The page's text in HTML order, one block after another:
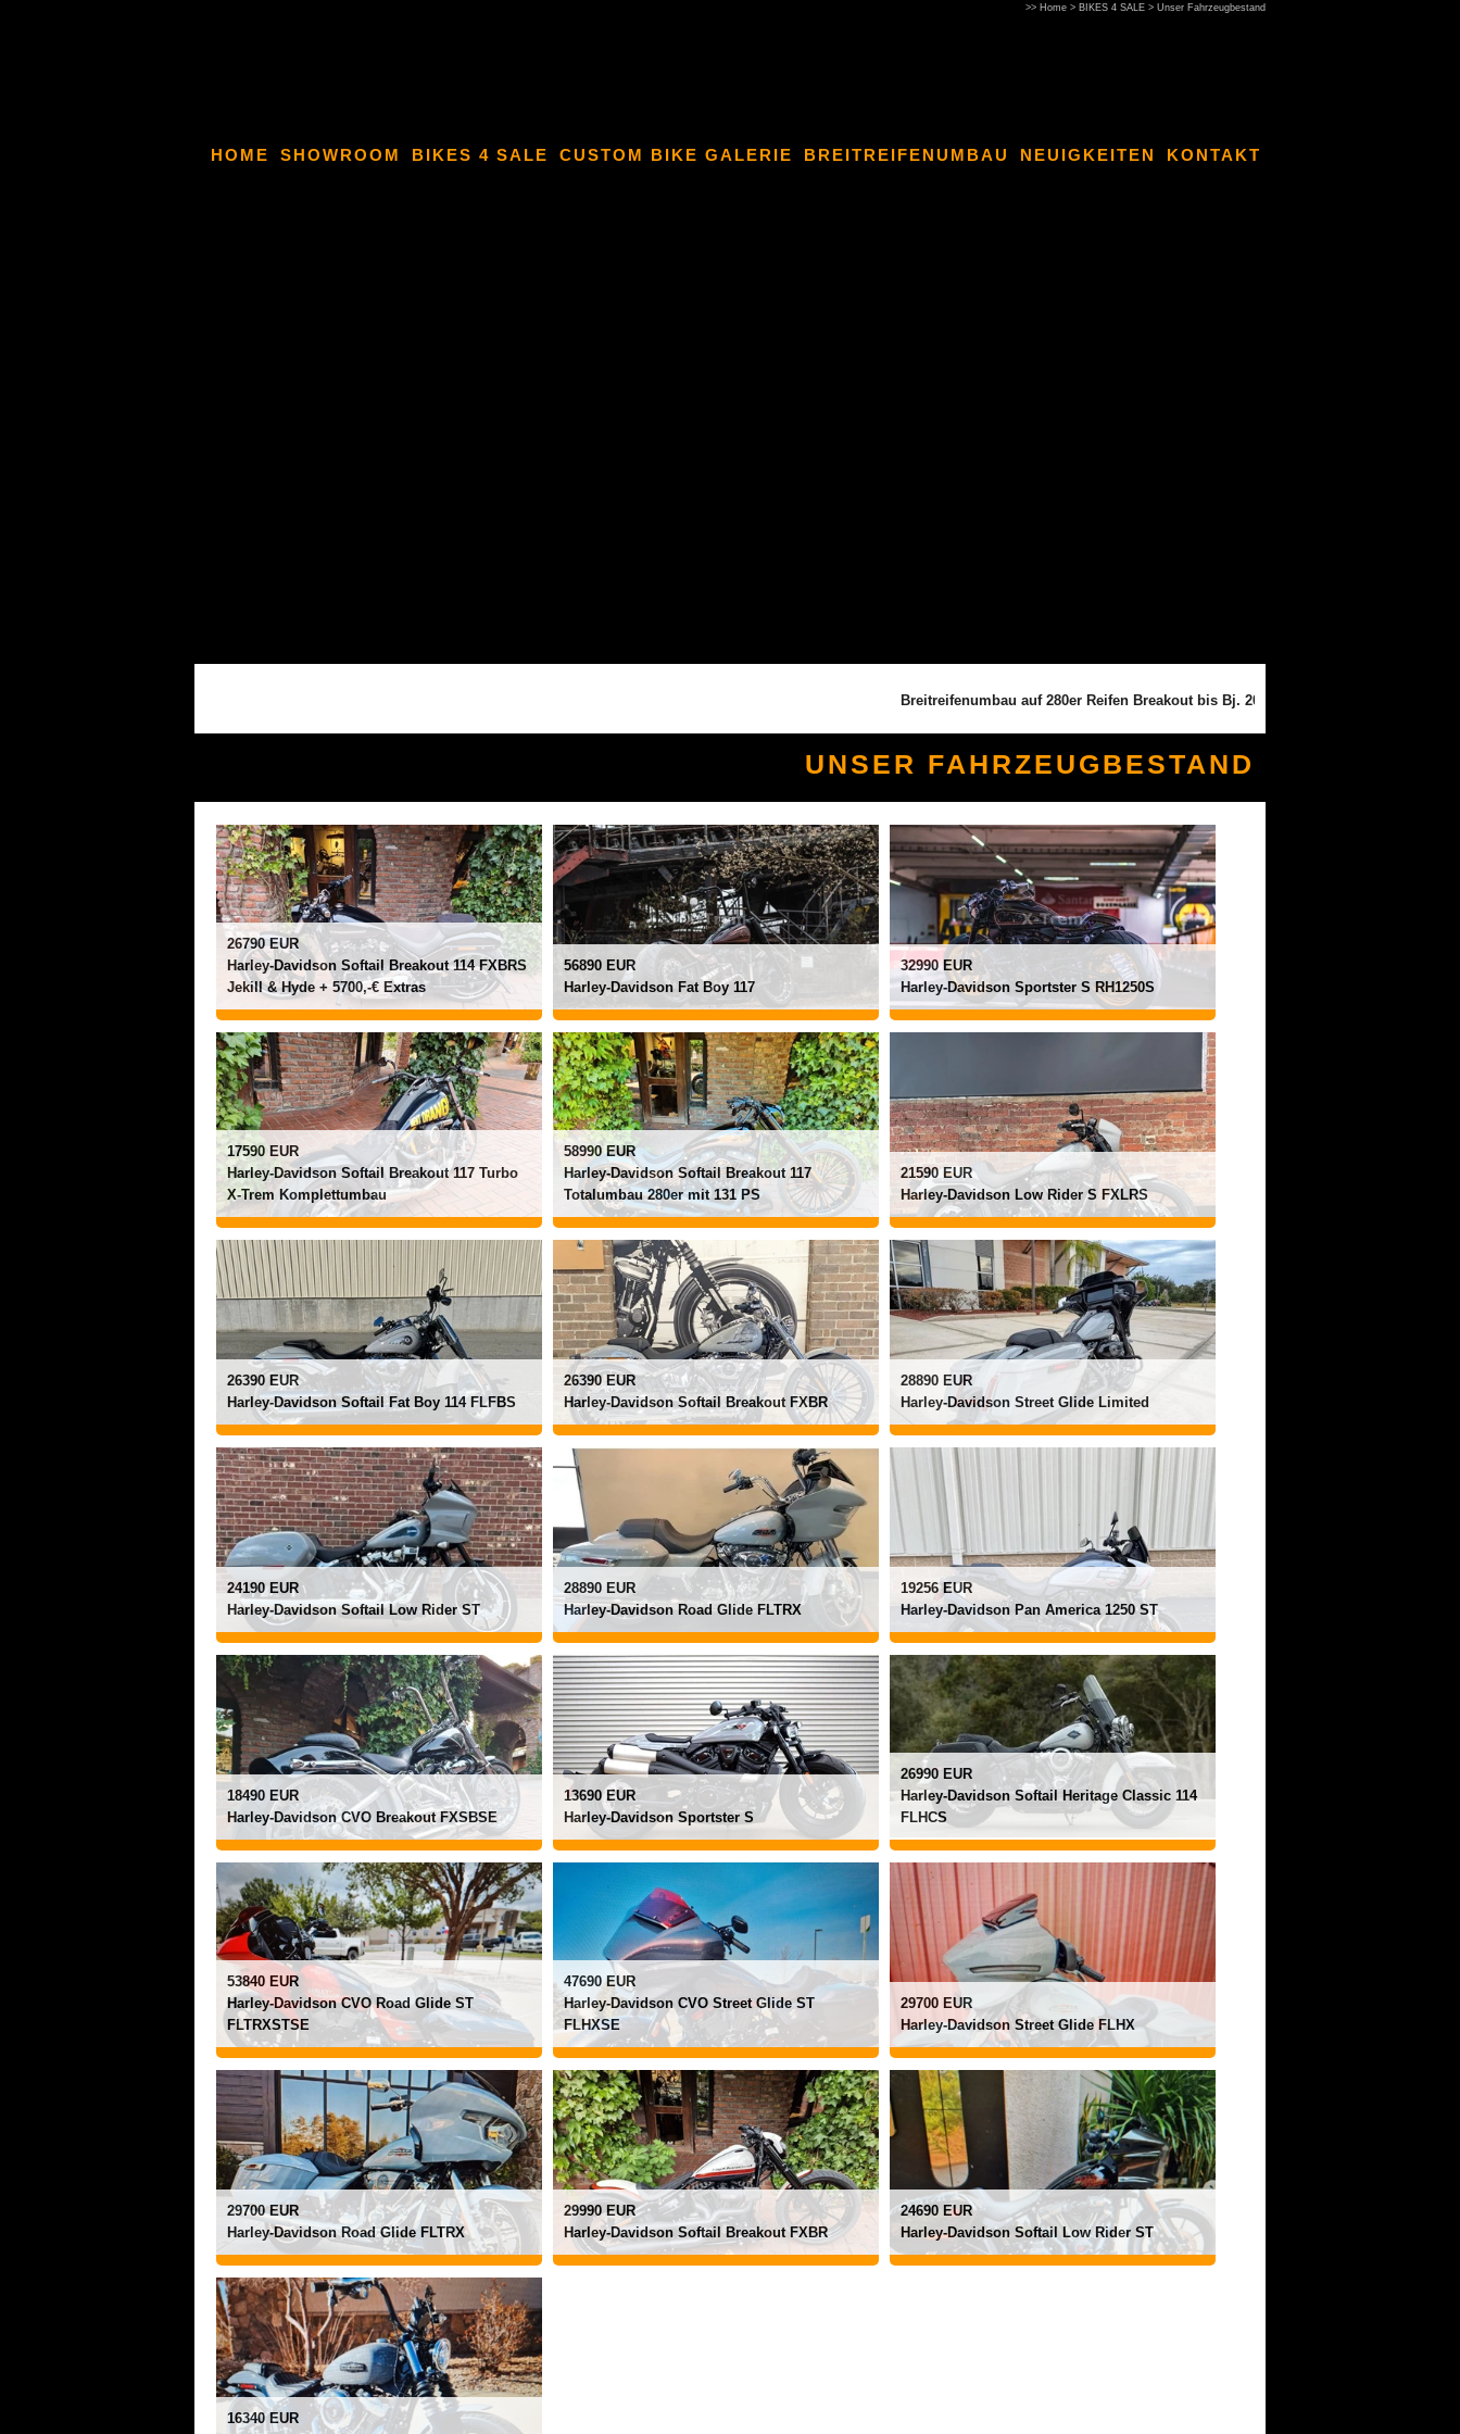
>> Home > BIKES 4 SALE > Unser Fahrzeugbestand
HOME SHOWROOM BIKES 4 SALE CUSTOM BIKE GALERIE BREITREIFENUMBAU NEUIGKEITEN KONTAKT
Breitreifenumbau auf 280er Reifen Breakout bis Bj. 2016 (2599,- Euro) --- Breitreifenumbau
UNSER FAHRZEUGBESTAND
26790 EUR
Harley-Davidson Softail Breakout 114 FXBRS
Jekill & Hyde + 5700,-€ Extras
56890 EUR
Harley-Davidson Fat Boy 117
32990 EUR
Harley-Davidson Sportster S RH1250S
17590 EUR
Harley-Davidson Softail Breakout 117 Turbo
X-Trem Komplettumbau
58990 EUR
Harley-Davidson Softail Breakout 117
Totalumbau 280er mit 131 PS
21590 EUR
Harley-Davidson Low Rider S FXLRS
26390 EUR
Harley-Davidson Softail Fat Boy 114 FLFBS
26390 EUR
Harley-Davidson Softail Breakout FXBR
28890 EUR
Harley-Davidson Street Glide Limited
24190 EUR
Harley-Davidson Softail Low Rider ST
28890 EUR
Harley-Davidson Road Glide FLTRX
19256 EUR
Harley-Davidson Pan America 1250 ST
18490 EUR
Harley-Davidson CVO Breakout FXSBSE
13690 EUR
Harley-Davidson Sportster S
26990 EUR
Harley-Davidson Softail Heritage Classic 114
FLHCS
53840 EUR
Harley-Davidson CVO Road Glide ST
FLTRXSTSE
47690 EUR
Harley-Davidson CVO Street Glide ST
FLHXSE
29700 EUR
Harley-Davidson Street Glide FLHX
29700 EUR
Harley-Davidson Road Glide FLTRX
29990 EUR
Harley-Davidson Softail Breakout FXBR
24690 EUR
Harley-Davidson Softail Low Rider ST
16340 EUR